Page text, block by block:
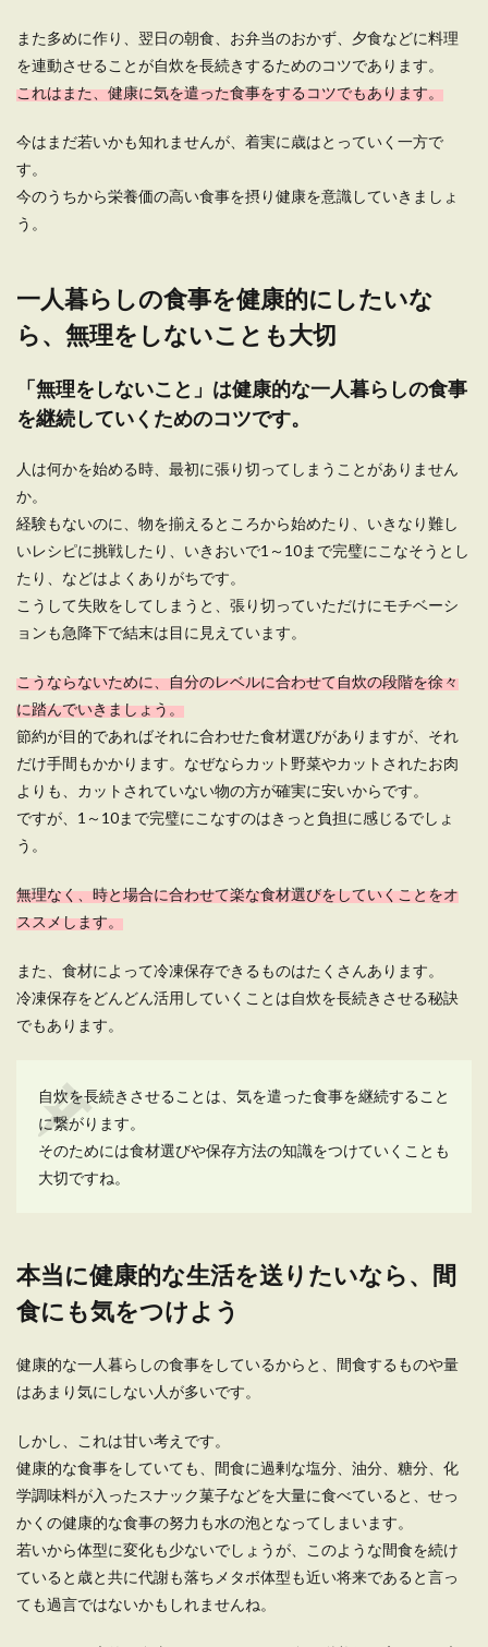
いこ...
い対策と簡単な調理方法
一人暮らしをしている人の中には、グリルで魚を
1人暮らしで自炊するならこの簡単レシ
1人暮らしで自炊を続けるなら、簡単で美味しい
レシピが一番です。 毎日の料理は簡単手抜き料理
また多めに作り、翌日の朝食、お弁当のおかず、夕食などに料理
を連動させることが自炊を長続きするためのコツであります。
これはまた、健康に気を遣った食事をするコツでもあります。
今はまだ若いかも知れませんが、着実に歳はとっていく一方で
す。
今のうちから栄養価の高い食事を摂り健康を意識していきましょ
う。
一人暮らしの食事を健康的にしたいな
ら、無理をしないことも大切
「無理をしないこと」は健康的な一人暮らしの食事
を継続していくためのコツです。
人は何かを始める時、最初に張り切ってしまうことがありません
か。
経験もないのに、物を揃えるところから始めたり、いきなり難し
いレシピに挑戦したり、いきおいで1～10まで完璧にこなそうとし
たり、などはよくありがちです。
こうして失敗をしてしまうと、張り切っていただけにモチベーシ
ョンも急降下で結末は目に見えています。
こうならないために、自分のレベルに合わせて自炊の段階を徐々
に踏んでいきましょう。
節約が目的であればそれに合わせた食材選びがありますが、それ
だけ手間もかかります。なぜならカット野菜やカットされたお肉
よりも、カットされていない物の方が確実に安いからです。
ですが、1～10まで完璧にこなすのはきっと負担に感じるでしょ
う。
無理なく、時と場合に合わせて楽な食材選びをしていくことをオ
ススメします。
また、食材によって冷凍保存できるものはたくさんあります。
冷凍保存をどんどん活用していくことは自炊を長続きさせる秘訣
でもあります。
自炊を長続きさせることは、気を遣った食事を継続すること
に繋がります。
そのためには食材選びや保存方法の知識をつけていくことも
大切ですね。
本当に健康的な生活を送りたいなら、間
食にも気をつけよう
健康的な一人暮らしの食事をしているからと、間食するものや量
はあまり気にしない人が多いです。
しかし、これは甘い考えです。
健康的な食事をしていても、間食に過剰な塩分、油分、糖分、化
学調味料が入ったスナック菓子などを大量に食べていると、せっ
かくの健康的な食事の努力も水の泡となってしまいます。
若いから体型に変化も少ないでしょうが、このような間食を続け
ていると歳と共に代謝も落ちメタボ体型も近い将来であると言っ
ても過言ではないかもしれませんね。